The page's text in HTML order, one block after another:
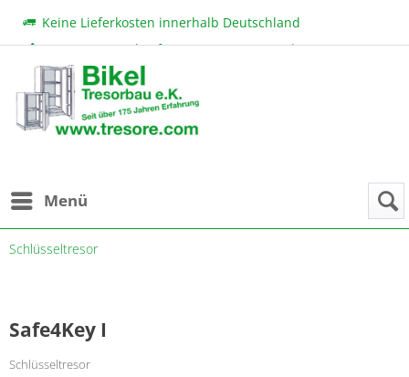
Keine Lieferkosten innerhalb Deutschland
Beratung & Verkauf:+49 (0) 7131 222 11|
bikel@tresore.com
Günstige Preise
Menü
Schlüsseltresor
Safe4Key I
Schlüsseltresor